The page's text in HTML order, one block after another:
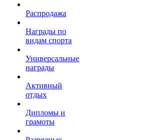
Распродажа
Награды по
видам спорта
Универсальные
награды
Активный
отдых
Дипломы и
грамоты